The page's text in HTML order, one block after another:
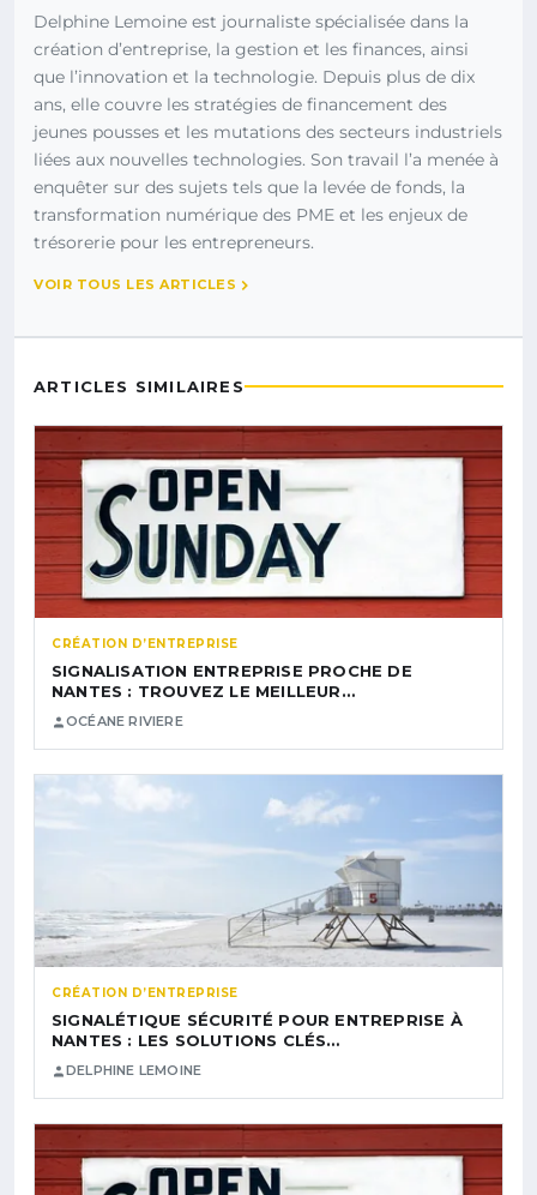
Delphine Lemoine est journaliste spécialisée dans la
création d’entreprise, la gestion et les finances, ainsi
que l’innovation et la technologie. Depuis plus de dix
ans, elle couvre les stratégies de financement des
jeunes pousses et les mutations des secteurs industriels
liées aux nouvelles technologies. Son travail l’a menée à
enquêter sur des sujets tels que la levée de fonds, la
transformation numérique des PME et les enjeux de
trésorerie pour les entrepreneurs.
VOIR TOUS LES ARTICLES
ARTICLES SIMILAIRES
CRÉATION D’ENTREPRISE
SIGNALISATION ENTREPRISE PROCHE DE
NANTES : TROUVEZ LE MEILLEUR…
OCÉANE RIVIERE
CRÉATION D’ENTREPRISE
SIGNALÉTIQUE SÉCURITÉ POUR ENTREPRISE À
NANTES : LES SOLUTIONS CLÉS…
DELPHINE LEMOINE